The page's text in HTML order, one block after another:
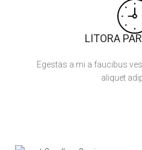
LITORA
Egestas a mi a faucibus
aliquet